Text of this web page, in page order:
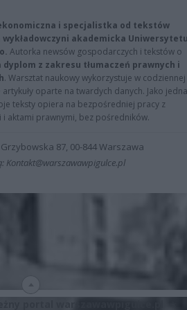
i specjalistka od tekstów
wykładowczyni akademicka
Autorka newsów gospodarczych i tekstów o
dyplom z zakresu tłumaczeń prawnych i
. Warsztat naukowy wykorzystuje w codziennej
oparte na twardych danych. Jako
teksty opiera na bezpośredniej pracy z
aktami prawnymi, bez pośredników.
87, 00-844 Warszawa
Kontakt@warszawawpigulce.pl